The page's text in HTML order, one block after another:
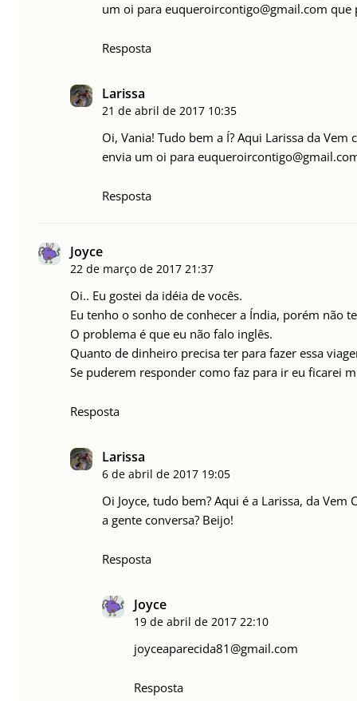
um oi para euqueroircontigo@gmail.com que
Resposta
Larissa
21 de abril de 2017 10:35
Oi, Vania! Tudo bem a Í? Aqui Larissa da
envia um oi para
Resposta
Joyce
22 de março de 2017 21:37
Oi.. Eu gostei da idéia de vocês.
Eu tenho o sonho de conhecer a Índia, porém não
O problema é que eu não falo inglês.
Quanto de dinheiro precisa ter para fazer essa
Se puderem responder como faz para ir eu ficarei
Resposta
Larissa
6 de abril de 2017 19:05
Oi Joyce, tudo bem? Aqui é a Larissa, da
a gente conversa? Beijo!
Resposta
Joyce
19 de abril de 2017 22:10
joyceaparecida81@gmail.com
Resposta